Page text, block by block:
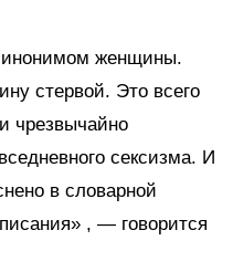
женщины.
стервой. Это всего
чрезвычайно
сексизма. И
в словарной
, — говорится